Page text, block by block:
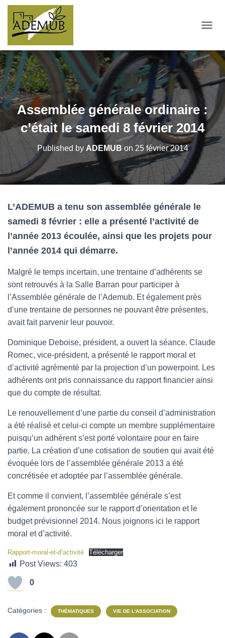
Assemblée générale ordinaire :
c’était le samedi 8 février 2014
Published by ADEMUB on 25 février 2014
L’ADEMUB a tenu son assemblée générale le
samedi 8 février : elle a présenté l’activité de
l’année 2013 écoulée, ainsi que les projets pour
l’année 2014 qui démarre.
Malgré le temps incertain, une trentaine d’adhérents se
sont retrouvés à la Salle Barran pour participer à
l’Assemblée générale de l’Ademub. Et également près
d’une trentaine de personnes ne pouvant être présentes,
avait fait parvenir leur pouvoir.
Dominique Deboise, président, a ouvert la séance. Claude
Romec, vice-président, a présenté le rapport moral et
d’activité agrémenté par la projection d’un powerpoint. Les
adhérents ont pris connaissance du rapport financier ainsi
que du compte de résultat.
Le renouvellement d’une partie du conseil d’administration
a été réalisé et celui-ci compte un membre supplémentaire
puisqu’un adhérent s’est porté volontaire pour en faire
partie. La création d’une cotisation de soutien qui avait été
évoquée lors de l’assemblée générale 2013 a été
concrétisée et adoptée par l’assemblée générale.
Et comme il convient, l’assemblée générale s’est
également prononcée sur le rapport d’orientation et le
budget prévisionnel 2014. Nous joignons ici le rapport
moral et d’activité.
Rapport-moral-et-d’activité Télécharger
Post Views: 403
0
Catégories : THÉMATIQUES VIE DE L'ASSOCIATION